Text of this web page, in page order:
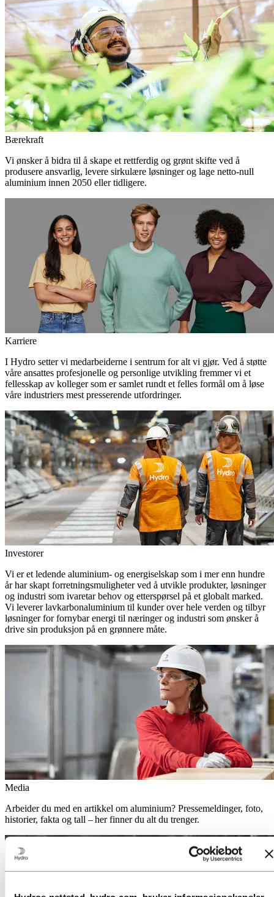
Bærekraft
Vi ønsker å bidra til å skape et rettferdig og grønt skifte ved å
produsere ansvarlig, levere sirkulære løsninger og lage netto-null
aluminium innen 2050 eller tidligere.
Karriere
I Hydro setter vi medarbeiderne i sentrum for alt vi gjør. Ved å støtte
våre ansattes profesjonelle og personlige utvikling fremmer vi et
fellesskap av kolleger som er samlet rundt et felles formål om å løse
våre industriers mest presserende utfordringer.
Investorer
Vi er et ledende aluminium- og energiselskap som i mer enn hundre
år har skapt forretningsmuligheter ved å utvikle produkter, løsninger
og industri som ivaretar behov og etterspørsel på et globalt marked.
Vi leverer lavkarbonaluminium til kunder over hele verden og tilbyr
løsninger for fornybar energi til næringer og industri som ønsker å
drive sin produksjon på en grønnere måte.
Media
Arbeider du med en artikkel om aluminium? Pressemeldinger, foto,
historier, fakta og tall – her finner du alt du trenger.